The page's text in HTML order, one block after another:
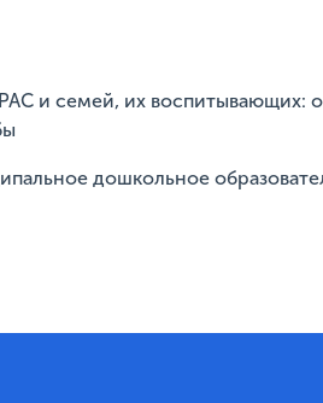
и семей, их
дошкольное